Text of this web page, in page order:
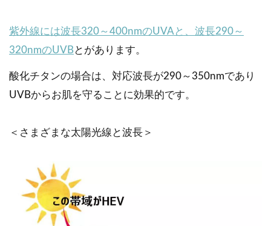
紫外線には波長320～400nmのUVAと、波長290～
320nmのUVBとがあります。
酸化チタンの場合は、対応波長が290～350nmであり
UVBからお肌を守ることに効果的です。
＜さまざまな太陽光線と波長＞